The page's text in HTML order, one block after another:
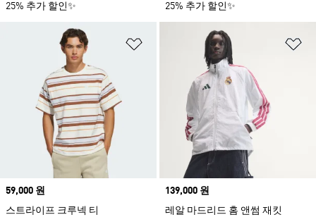
25% 추가 할인✨
25% 추가 할인✨
위시리스트 담기
Price
59,000 원
스트라이프 크루넥 티
Price
139,000 원
레알 마드리드 홈 앤썸 재킷